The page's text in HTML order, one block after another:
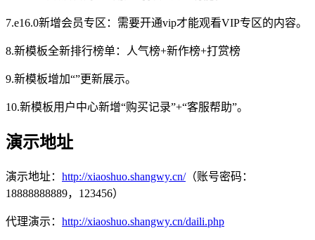
7.e16.0新增会员专区：需要开通vip才能观看VIP专区的内容。
8.新模板全新排行榜单：人气榜+新作榜+打赏榜
9.新模板增加“”更新展示。
10.新模板用户中心新增“购买记录”+“客服帮助”。
演示地址
演示地址： http://xiaoshuo.shangwy.cn/（账号密码：
18888888889，123456）
代理演示： http://xiaoshuo.shangwy.cn/daili.php